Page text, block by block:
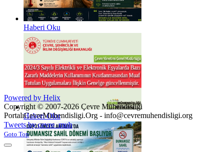
Haberi Oku
Haberi Oku
Powered by Helix
Copyright © 2007-2026 Çevre Mühendisliği
PortalıCevreMuhendisligi.Org - info@cevremuhendisligi.org
Joomla! 3 Templates
Tweets by cevre_muh
Goto Top